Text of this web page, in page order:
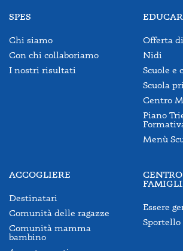
SPES
Chi siamo
Con chi collaboriamo
I nostri risultati
Offerta
Nidi
Scuole e
Scuola
Centro
Piano
Menù
ACCOGLIERE
Destinatari
Comunità delle ragazze
Comunità mamma
bambino
Essere